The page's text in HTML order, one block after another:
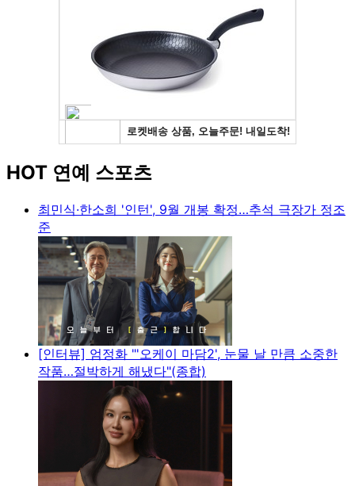
HOT 연예 스포츠
최민식·한소희 '인턴', 9월 개봉 확정…추석 극장가 정조
준
[인터뷰] 엄정화 "'오케이 마담2', 눈물 날 만큼 소중한
작품…절박하게 해냈다"(종합)